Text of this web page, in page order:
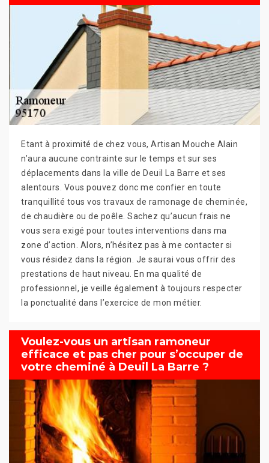
Etant à proximité de chez vous, Artisan Mouche Alain
n’aura aucune contrainte sur le temps et sur ses
déplacements dans la ville de Deuil La Barre et ses
alentours. Vous pouvez donc me confier en toute
tranquillité tous vos travaux de ramonage de cheminée,
de chaudière ou de poêle. Sachez qu’aucun frais ne
vous sera exigé pour toutes interventions dans ma
zone d’action. Alors, n’hésitez pas à me contacter si
vous résidez dans la région. Je saurai vous offrir des
prestations de haut niveau. En ma qualité de
professionnel, je veille également à toujours respecter
la ponctualité dans l’exercice de mon métier.
Voulez-vous un artisan ramoneur
efficace et pas cher pour s’occuper de
votre cheminé à Deuil La Barre ?